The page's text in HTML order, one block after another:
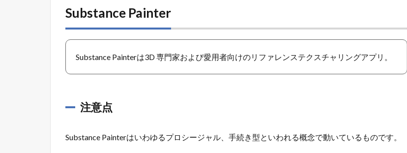
Substance Painter
Substance Painterは3D 専門家および愛用者向けのリファレンステクスチャリングアプリ。
注意点
Substance Painterはいわゆるプロシージャル、手続き型といわれる概念で動いているものです。